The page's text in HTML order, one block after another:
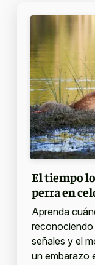
El tiempo
perra en
Aprenda
reconociendo
señales y el
un embarazo